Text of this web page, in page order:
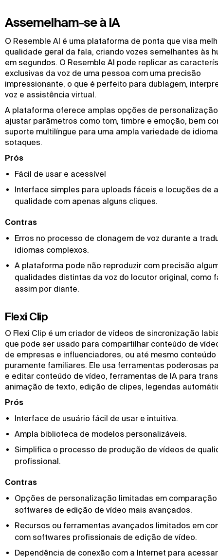
Assemelham-se à IA
O Resemble AI é uma plataforma de ponta que visa
qualidade geral da fala, criando vozes semelhantes às
em segundos. O Resemble AI pode replicar as
exclusivas da voz de uma pessoa com uma precisão
impressionante, o que é perfeito para dublagem,
voz e assistência virtual.
A plataforma oferece amplas opções de
ajustar parâmetros como tom, timbre e emoção, bem
suporte multilíngue para uma ampla variedade de
sotaques.
Prós
Fácil de usar e acessível
Interface simples para uploads fáceis e locuções de
qualidade com apenas alguns cliques.
Contras
Erros no processo de clonagem de voz durante a
idiomas complexos.
A plataforma pode não reproduzir com precisão
qualidades distintas da voz do locutor original, como
assim por diante.
Flexi Clip
O Flexi Clip é um criador de vídeos de sincronização
que pode ser usado para compartilhar conteúdo de
de empresas e influenciadores, ou até mesmo conteúdo
puramente familiares. Ele usa ferramentas poderosas
e editar conteúdo de vídeo, ferramentas de IA para
animação de texto, edição de clipes, legendas
Prós
Interface de usuário fácil de usar e intuitiva.
Ampla biblioteca de modelos personalizáveis.
Simplifica o processo de produção de vídeos de
profissional.
Contras
Opções de personalização limitadas em
softwares de edição de vídeo mais avançados.
Recursos ou ferramentas avançados limitados em
com softwares profissionais de edição de vídeo.
Dependência de conexão com a Internet para